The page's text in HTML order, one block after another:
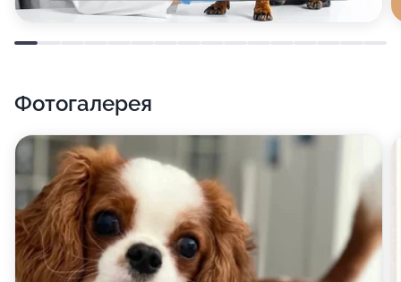
Фотогалерея